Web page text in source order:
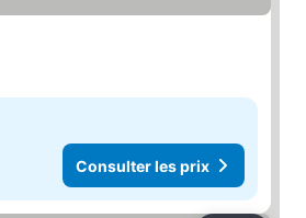
Consulter les prix